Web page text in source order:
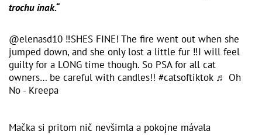
trochu inak.“
@elenasd10 ‼️SHES FINE! The fire went out when she
jumped down, and she only lost a little fur ‼️I will feel
guilty for a LONG time though. So PSA for all cat
owners… be careful with candles!! #catsoftiktok ♬ Oh
No - Kreepa
Mačka si pritom nič nevšimla a pokojne mávala